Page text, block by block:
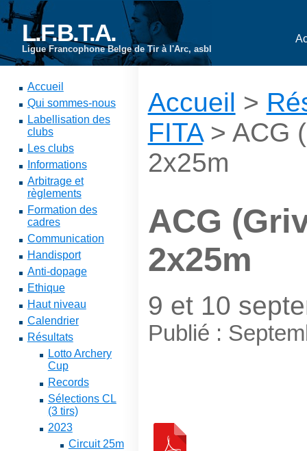
L.F.B.T.A.
Ligue Francophone Belge de Tir à l'Arc, asbl
Accueil
Qui sommes-nous
Labellisation des
clubs
Les clubs
Informations
Arbitrage et
règlements
Formation des
cadres
Communication
Handisport
Anti-dopage
Ethique
Haut niveau
Calendrier
Résultats
Lotto Archery
Cup
Records
Sélections CL
(3 tirs)
2023
Circuit 25m
Accueil >
FITA> ACG
2x25m
ACG
2x25m
9 et 10
Publié :